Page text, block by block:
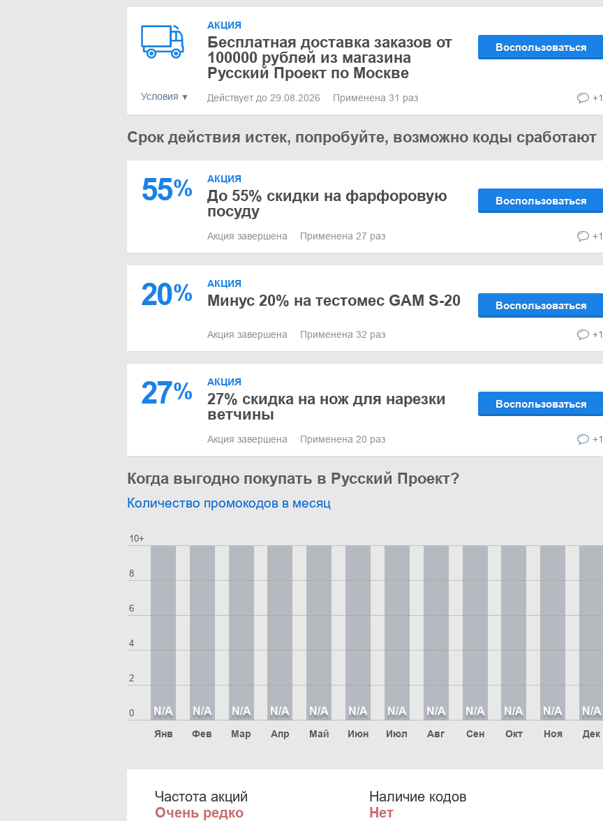
Условия
АКЦИЯ
Бесплатная доставка заказов от
100000 рублей из магазина
Русский Проект по Москве
Воспользоваться
Действует до 29.08.2026 Применена 31 раз +1
Срок действия истек, попробуйте, возможно коды сработают
55% АКЦИЯ
До 55% скидки на фарфоровую
посуду
Воспользоваться
Акция завершена Применена 27 раз +1
20% АКЦИЯ
Минус 20% на тестомес GAM S-20 Воспользоваться
Акция завершена Применена 32 раз +1
27% АКЦИЯ
27% скидка на нож для нарезки
ветчины
Воспользоваться
Акция завершена Применена 20 раз +1
Когда выгодно покупать в Русский Проект?
Количество промокодов в месяц
0
2
4
6
8
10+
Янв
N/A
Фев
N/A
Мар
N/A
Апр
N/A
Май
N/A
Июн
N/A
Июл
N/A
Авг
N/A
Сен
N/A
Окт
N/A
Ноя
N/A
Дек
N/A
Частота акций
Очень редко
Наличие кодов
Нет